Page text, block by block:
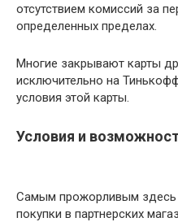
отсутствием комиссий за
определенных пределах.
Многие закрывают карты
исключительно на
условия этой карты.
Условия и
Самым прожорливым здесь
покупки в партнерских